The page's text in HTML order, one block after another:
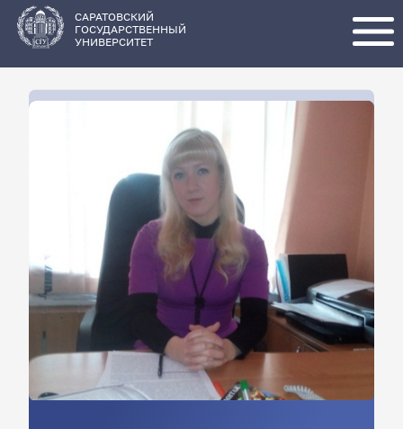
основному
содержанию
САРАТОВСКИЙ
ГОСУДАРСТВЕННЫЙ
УНИВЕРСИТЕТ